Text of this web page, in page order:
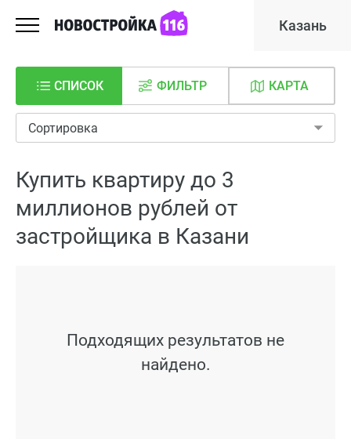
Казань
СПИСОК КАРТА
ФИЛЬТР
Сортировка
Купить квартиру до 3
миллионов рублей от
застройщика в Казани
Подходящих результатов не
найдено.